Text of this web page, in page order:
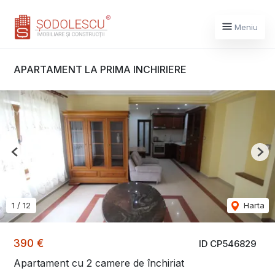
Meniu
APARTAMENT LA PRIMA INCHIRIERE
ID CP546829
390 €
Apartament cu 2 camere de închiriat
1 / 12 Harta
Previous